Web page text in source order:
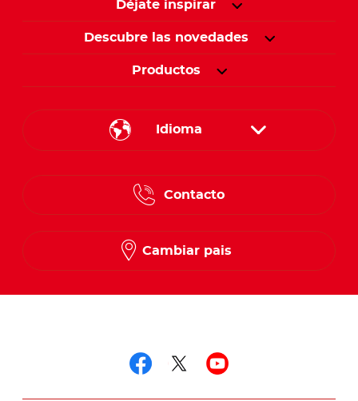
Déjate inspirar
Descubre las novedades
Productos
Idioma
French
Contacto
Cambiar pais